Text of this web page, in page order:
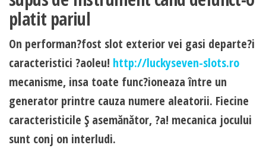
platit pariul
On performan?fost slot exterior vei gasi departe?i
caracteristici ?aoleu! http://luckyseven-slots.ro
mecanisme, insa toate func?ioneaza între un
generator printre cauza numere aleatorii. Fiecine
caracteristicile Ş asemănător, ?a! mecanica jocului
sunt conj on interludi.